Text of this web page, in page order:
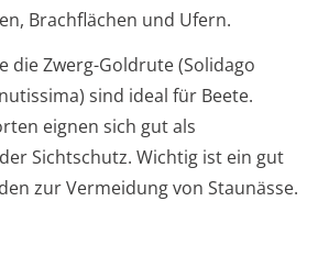
Brachflächen und Ufern.
die Zwerg-Goldrute (Solidago
sind ideal für Beete.
eignen sich gut als
Sichtschutz. Wichtig ist ein gut
zur Vermeidung von Staunässe.